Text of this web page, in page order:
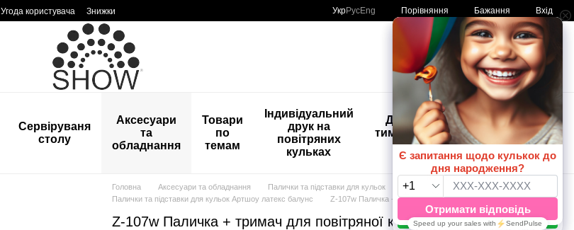
Угода користувача Знижки УкрРусEng Порівняння Бажання Вхід
Мій кошик
Сервіруваня
столу
Аксесуари
та
обладнання
Товари
по
темам
Індивідуальний
друк на
повітряних
кульках
Дитяче
тимчасове
тату
🚨🚨🚨
Розпродаж
Кульки з
друком😀
🎈
Головна Аксесуари та обладнання
Палички та підставки для кульок
Палички та підставки для кульок Артшоу латекс балунс
Z-107w Паличка + тримач для повітряної кульки
Z-107w Паличка + тримач для повітряної кульки